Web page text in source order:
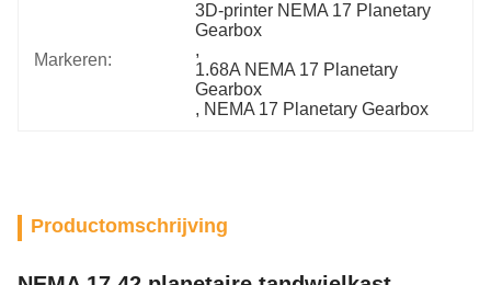
Markeren:
3D-printer NEMA 17 Planetary
Gearbox
,
1.68A NEMA 17 Planetary
Gearbox
, NEMA 17 Planetary Gearbox
Productomschrijving